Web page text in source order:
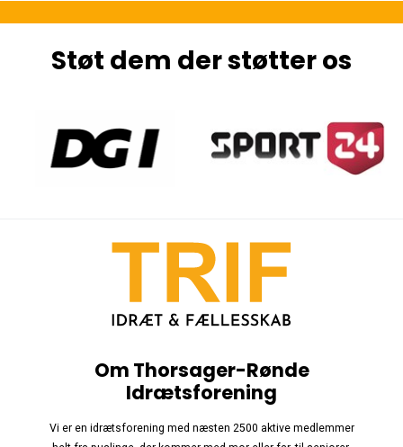
Støt dem der støtter os
Om Thorsager-Rønde
Idrætsforening
Vi er en idrætsforening med næsten 2500 aktive medlemmer